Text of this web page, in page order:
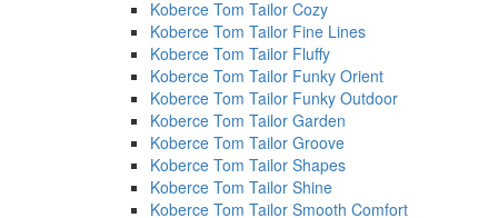
Koberce Tom Tailor Cozy
Koberce Tom Tailor Fine Lines
Koberce Tom Tailor Fluffy
Koberce Tom Tailor Funky Orient
Koberce Tom Tailor Funky Outdoor
Koberce Tom Tailor Garden
Koberce Tom Tailor Groove
Koberce Tom Tailor Shapes
Koberce Tom Tailor Shine
Koberce Tom Tailor Smooth Comfort